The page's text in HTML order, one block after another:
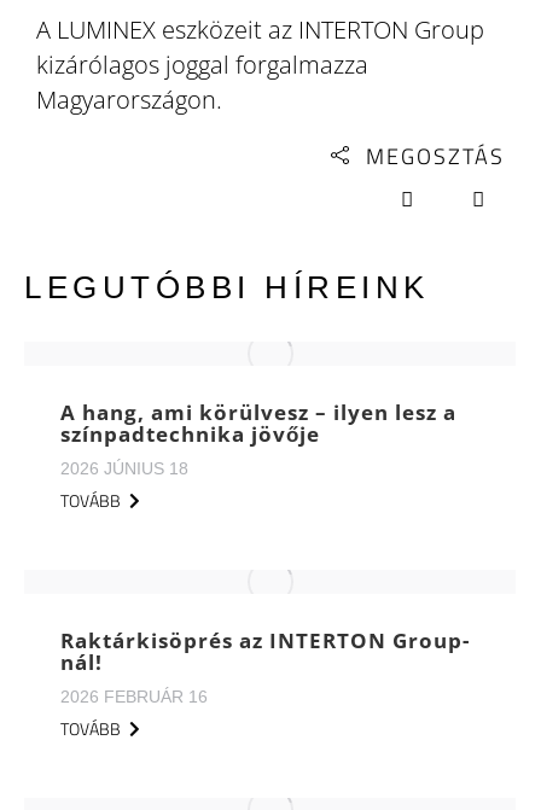
A LUMINEX eszközeit az INTERTON Group
kizárólagos joggal forgalmazza
Magyarországon.
MEGOSZTÁS
LEGUTÓBBI HÍREINK
A hang, ami körülvesz – ilyen lesz a
színpadtechnika jövője
2026 JÚNIUS 18
TOVÁBB
Raktárkisöprés az INTERTON Group-
nál!
2026 FEBRUÁR 16
TOVÁBB